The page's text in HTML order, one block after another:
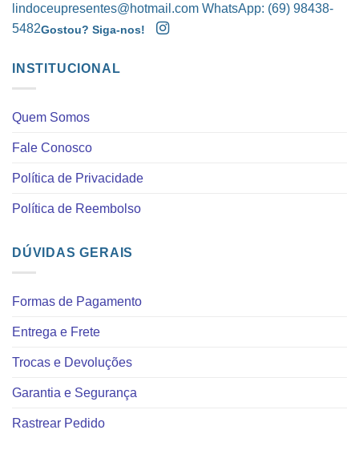
lindoceupresentes@hotmail.com WhatsApp: (69) 98438-
5482Gostou? Siga-nos!
INSTITUCIONAL
Quem Somos
Fale Conosco
Política de Privacidade
Política de Reembolso
DÚVIDAS GERAIS
Formas de Pagamento
Entrega e Frete
Trocas e Devoluções
Garantia e Segurança
Rastrear Pedido